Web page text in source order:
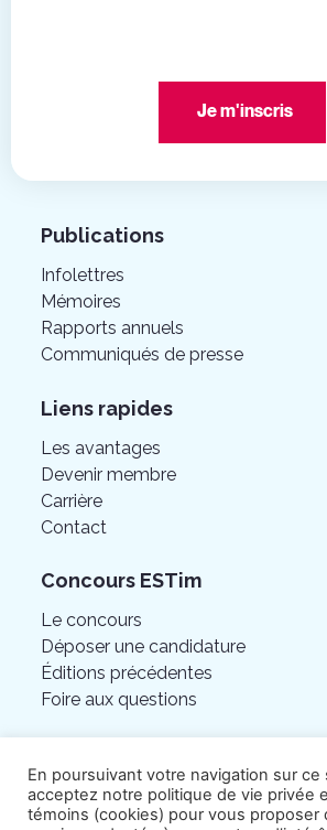
Je m'inscris
Publications
Infolettres
Mémoires
Rapports annuels
Communiqués de presse
Liens rapides
Les avantages
Devenir membre
Carrière
Contact
Concours ESTim
Le concours
Déposer une candidature
Éditions précédentes
Foire aux questions
En poursuivant votre navigation sur ce
acceptez notre politique de vie privée
témoins (cookies) pour vous proposer